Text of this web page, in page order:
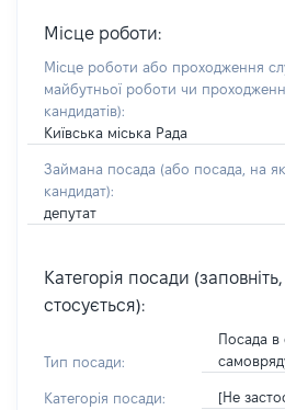
Місце роботи:
Місце роботи або проходження
майбутньої роботи чи
кандидатів):
Київська міська Рада
Займана посада (або посада, на
кандидат):
депутат
Категорія посади
стосується):
Тип посади:
Посада в
Категорія посади: [Не